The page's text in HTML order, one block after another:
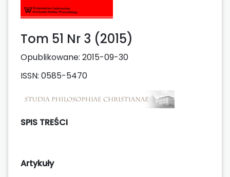
Tom 51 Nr 3 (2015)
Opublikowane: 2015-09-30
ISSN: 0585-5470
SPIS TREŚCI
Artykuły